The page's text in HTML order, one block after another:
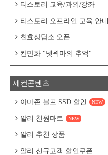
티스토리 교육/과외/강좌
티스토리 오프라인 교육 안내
친효상담소 오픈
칸만화 "넷웍마의 추억"
세컨콘텐츠
아마존 블프 SSD 할인 NEW
알리 천원마트 NEW
알리 추천 상품
알리 신규고객 할인쿠폰